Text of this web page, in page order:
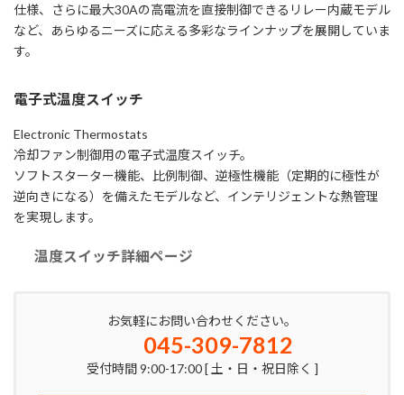
仕様、さらに最大30Aの高電流を直接制御できるリレー内蔵モデル
など、あらゆるニーズに応える多彩なラインナップを展開していま
す。
電子式温度スイッチ
Electronic Thermostats
冷却ファン制御用の電子式温度スイッチ。
ソフトスターター機能、比例制御、逆極性機能（定期的に極性が
逆向きになる）を備えたモデルなど、インテリジェントな熱管理
を実現します。
温度スイッチ詳細ページ
お気軽にお問い合わせください。
045-309-7812
受付時間 9:00-17:00 [ 土・日・祝日除く ]